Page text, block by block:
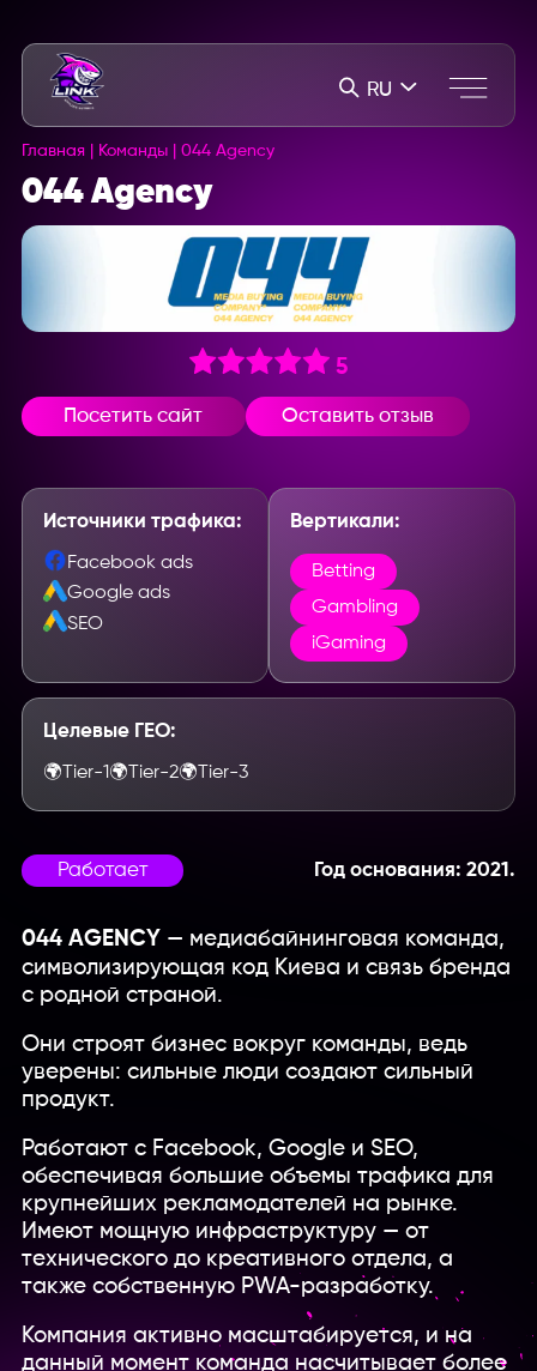
RU
Главная Команды 044 Agency
044 Agency
5
Посетить сайт Оставить отзыв
044 AGENCY — медиабайнинговая команда,
символизирующая код Киева и связь бренда
с родной страной.
Они строят бизнес вокруг команды, ведь
уверены: сильные люди создают сильный
продукт.
Работают с Facebook, Google и SEO,
обеспечивая большие объемы трафика для
крупнейших рекламодателей на рынке.
Имеют мощную инфраструктуру — от
технического до креативного отдела, а
также собственную PWA-разработку.
Компания активно масштабируется, и на
данный момент команда насчитывает более
Работает Год основания: 2021.
Вертикали:
Betting
Gambling
iGaming
Источники трафика:
Facebook ads
Google ads
SEO
Целевые ГЕО:
🌍 Tier-1 🌍 Tier-2🌍 Tier-3